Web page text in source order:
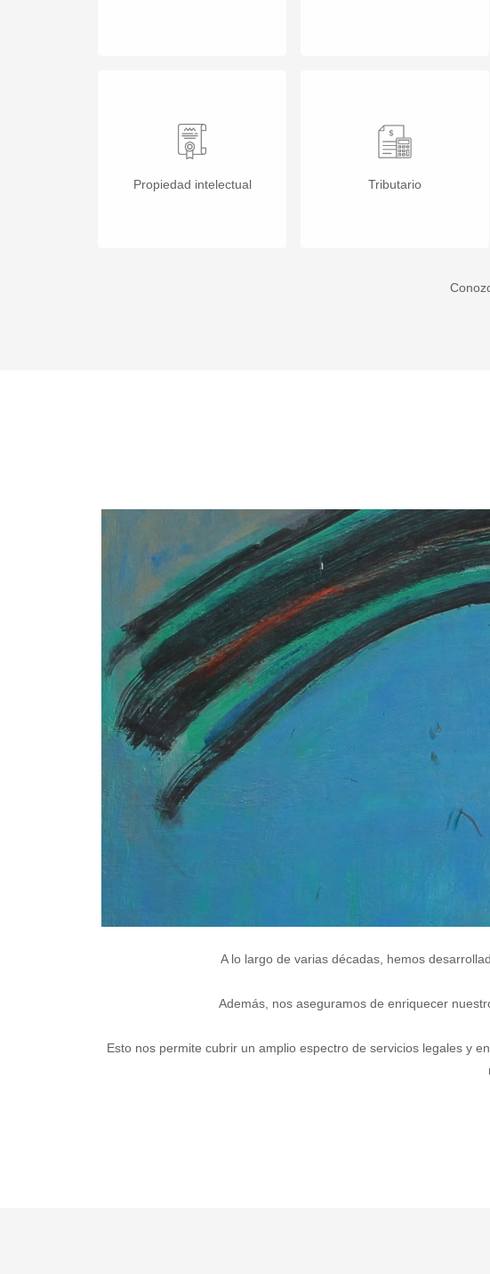
Propiedad intelectual Tributario
A lo largo de varias décadas, hemos
Además, nos aseguramos de enriquecer
Esto nos permite cubrir un amplio espectro de servicios legales y